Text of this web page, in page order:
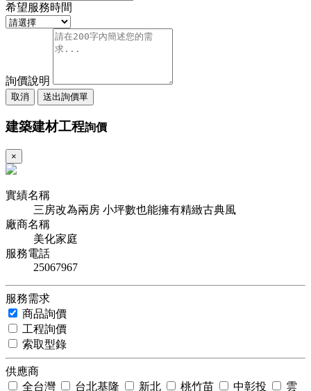
希望服務時間
詢價說明
取消 送出詢價單
建築建材工程詢價
×
實績名稱
三房改為兩房 小坪數也能擁有精緻古典風
廠商名稱
美化家庭
服務電話
25067967
服務需求
商品詢價
工程詢價
索取型錄
供應商
全台灣
台北基隆 新北 桃竹苗 中彰投 雲